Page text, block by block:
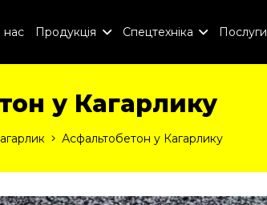
нас Продукція Спецтехніка Послуги
у Кагарлику
Асфальтобетон у Кагарлику